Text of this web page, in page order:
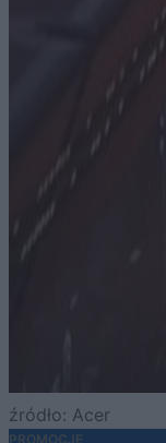
źródło: Acer
PROMOCJE